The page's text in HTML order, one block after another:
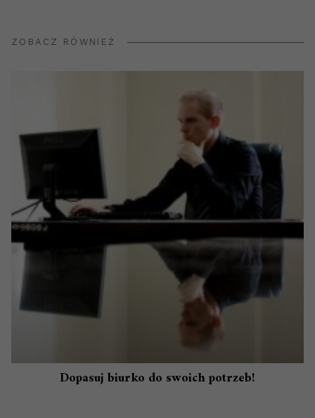
ZOBACZ RÓWNIEŻ
Dopasuj biurko do swoich potrzeb!